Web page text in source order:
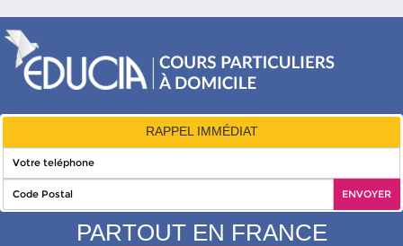
RAPPEL IMMÉDIAT
PARTOUT EN FRANCE